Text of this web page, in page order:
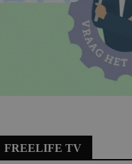
FREELIFE TV